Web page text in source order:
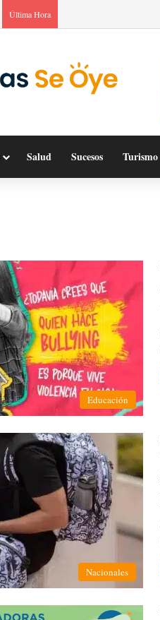
Última Hora
Salud Sucesos Turismo
Educación
Nacionales